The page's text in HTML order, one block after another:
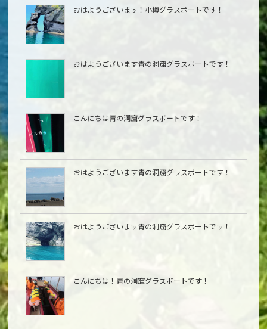
おはようございます！小樽グラスボートです！
おはようございます青の洞窟グラスボートです！
こんにちは青の洞窟グラスボートです！
おはようございます青の洞窟グラスボートです！
おはようございます青の洞窟グラスボートです！
こんにちは︎！青の洞窟グラスボートです！